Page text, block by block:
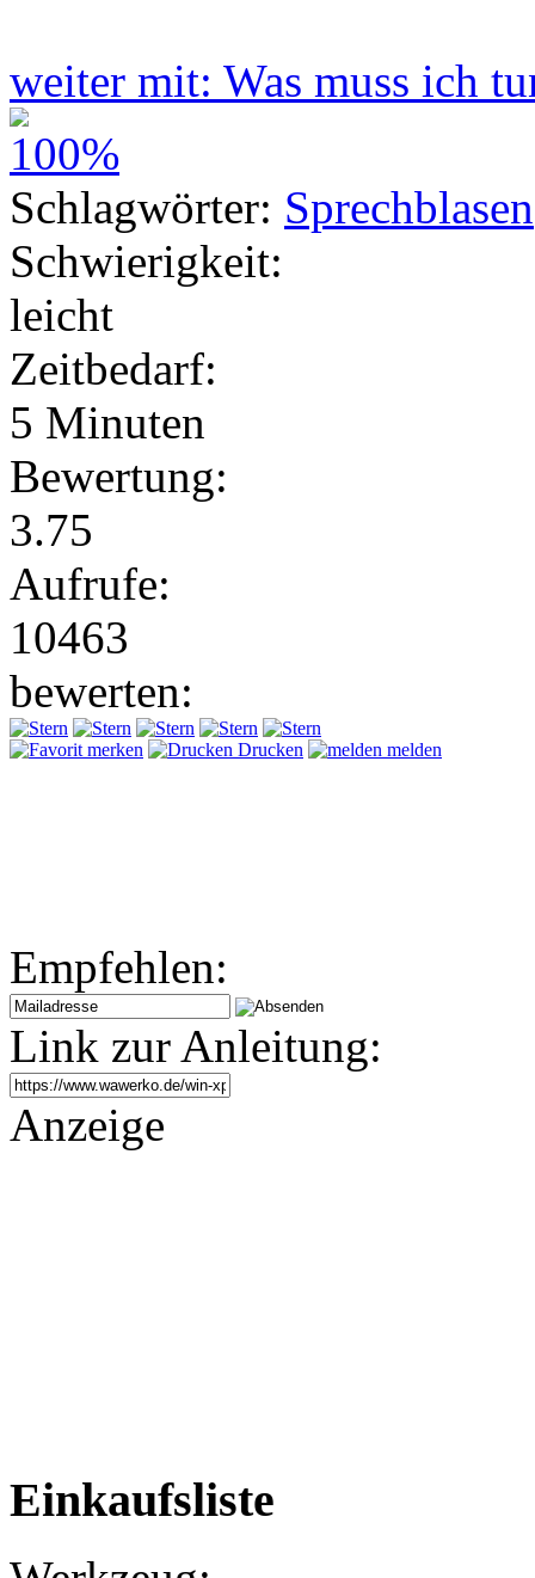
weiter mit: Was muss ich
Schlagwörter: Sprechblasen
Schwierigkeit:
leicht
Zeitbedarf:
5 Minuten
Bewertung:
3.75
Aufrufe:
10463
bewerten:
merken Drucken melden
Empfehlen:
Link zur Anleitung:
Anzeige
Einkaufsliste